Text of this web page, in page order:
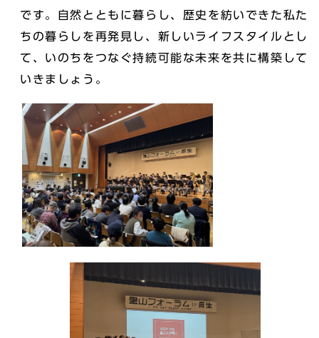
です。自然とともに暮らし、歴史を紡いできた私た
ちの暮らしを再発見し、新しいライフスタイルとし
て、いのちをつなぐ持続可能な未来を共に構築して
いきましょう。